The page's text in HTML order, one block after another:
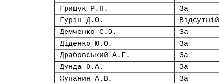
Грищук Р.П.
За
Гурін Д.О.
Відсутній
Демченко С.О.
За
Діденко Ю.О.
За
Драбовський А.Г.
За
Дунда О.А.
За
Жупанин А.В.
За